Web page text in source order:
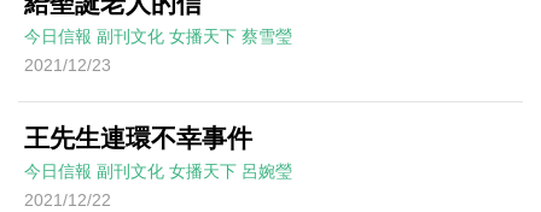
今日信報 副刊文化 女播天下 蔡雪瑩
2021/12/23
王先生連環不幸事件
今日信報 副刊文化 女播天下 呂婉瑩
2021/12/22